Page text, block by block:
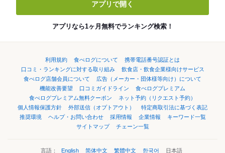
アプリで開く
アプリなら1ヶ月無料でランキング検索！
利用規約 食べログについて
携帯電話番号認証とは
口コミ・ランキングに対する取り組み
飲食店・飲食企業様向けサービス
食べログ店舗会員について
広告（メーカー・団体様等向け）について
機能改善要望
口コミガイドライン
食べログプレミアム
食べログプレミアム無料クーポン
ネット予約（リクエスト予約）
個人情報保護方針
外部送信（オプトアウト）
特定商取引法に基づく表記
推奨環境
ヘルプ・お問い合わせ 採用情報 企業情報
キーワード一覧
サイトマップ
チェーン一覧
言語： English 简体中文 繁體中文 한국어 日本語